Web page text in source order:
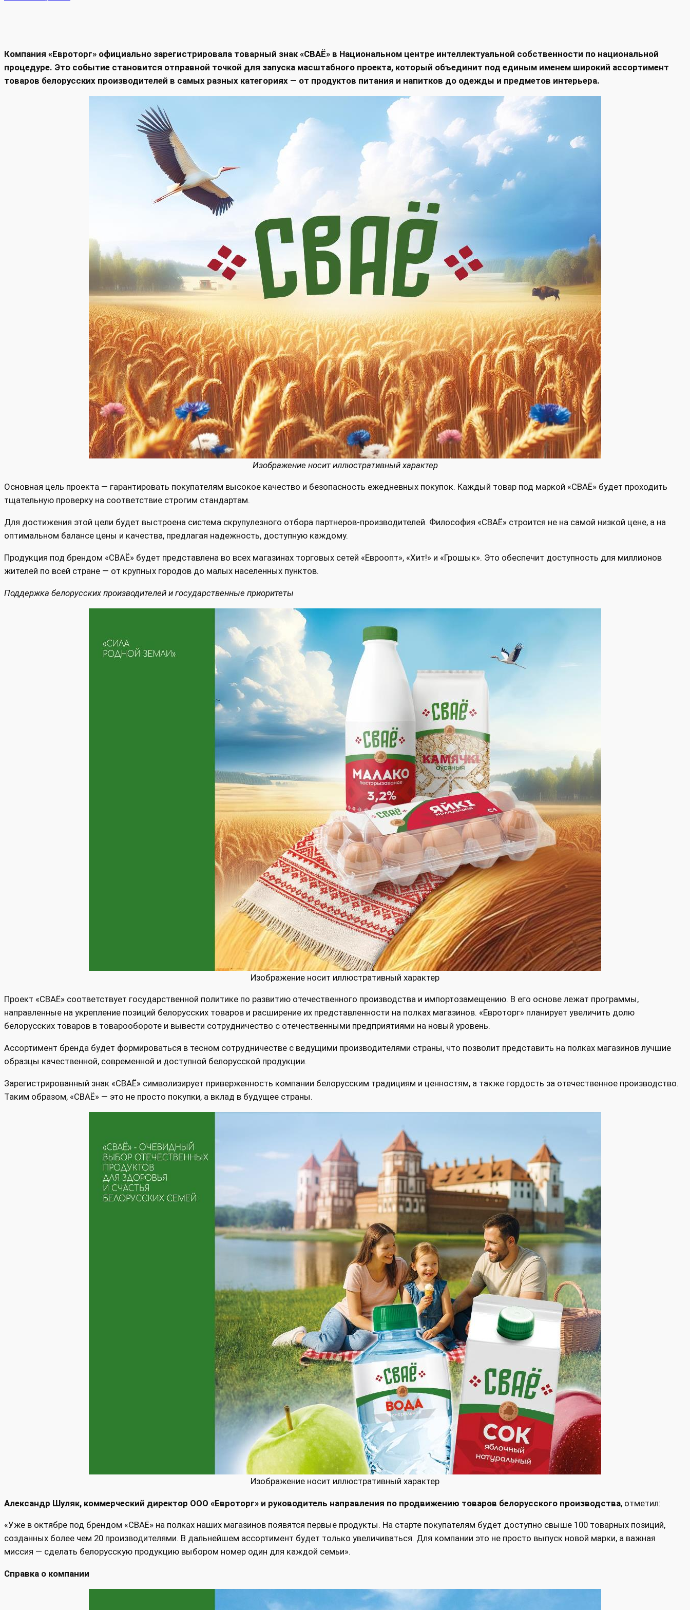
Компания «Евроторг» официально зарегистрировала товарный знак «СВАЁ» в Национальном центре интеллектуальной собственности по национальной
процедуре. Это событие становится отправной точкой для запуска масштабного проекта, который объединит под единым именем широкий ассортимент
товаров белорусских производителей в самых разных категориях — от продуктов питания и напитков до одежды и предметов интерьера.
Изображение носит иллюстративный характер
Основная цель проекта — гарантировать покупателям высокое качество и безопасность ежедневных покупок. Каждый товар под маркой «СВАЁ» будет проходить
тщательную проверку на соответствие строгим стандартам.
Для достижения этой цели будет выстроена система скрупулезного отбора партнеров-производителей. Философия «СВАЁ» строится не на самой низкой цене, а на
оптимальном балансе цены и качества, предлагая надежность, доступную каждому.
Продукция под брендом «СВАЁ» будет представлена во всех магазинах торговых сетей «Евроопт», «Хит!» и «Грошык». Это обеспечит доступность для миллионов
жителей по всей стране — от крупных городов до малых населенных пунктов.
Поддержка белорусских производителей и государственные приоритеты
Изображение носит иллюстративный характер
Проект «СВАЁ» соответствует государственной политике по развитию отечественного производства и импортозамещению. В его основе лежат программы,
направленные на укрепление позиций белорусских товаров и расширение их представленности на полках магазинов. «Евроторг» планирует увеличить долю
белорусских товаров в товарообороте и вывести сотрудничество с отечественными предприятиями на новый уровень.
Ассортимент бренда будет формироваться в тесном сотрудничестве с ведущими производителями страны, что позволит представить на полках магазинов лучшие
образцы качественной, современной и доступной белорусской продукции.
Зарегистрированный знак «СВАЁ» символизирует приверженность компании белорусским традициям и ценностям, а также гордость за отечественное производство.
Таким образом, «СВАЁ» — это не просто покупки, а вклад в будущее страны.
Изображение носит иллюстративный характер
Александр Шуляк, коммерческий директор ООО «Евроторг» и руководитель направления по продвижению товаров белорусского производства, отметил:
«Уже в октябре под брендом «СВАЁ» на полках наших магазинов появятся первые продукты. На старте покупателям будет доступно свыше 100 товарных позиций,
созданных более чем 20 производителями. В дальнейшем ассортимент будет только увеличиваться. Для компании это не просто выпуск новой марки, а важная
миссия — сделать белорусскую продукцию выбором номер один для каждой семьи».
Справка о компании